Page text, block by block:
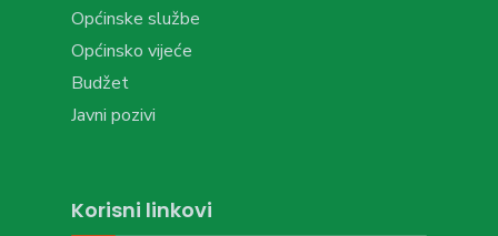
Općinske službe
Općinsko vijeće
Budžet
Javni pozivi
Korisni linkovi